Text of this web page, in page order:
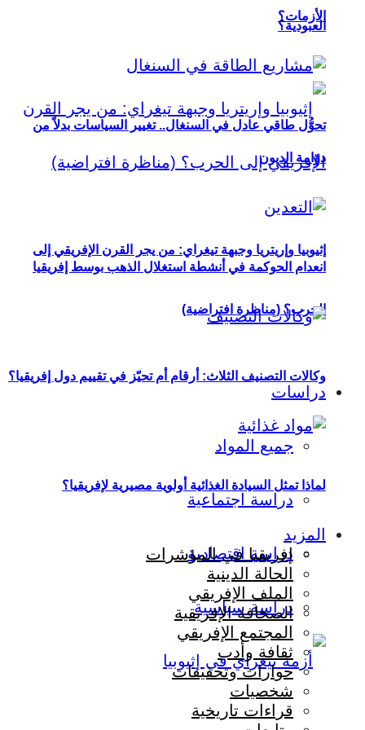
العبودية؟
إثيوبيا وإريتريا وجبهة تيغراي: من يجر القرن الإفريقي إلى
الحرب؟ (مناظرة افتراضية)
دراسات
جميع المواد
دراسة اجتماعية
دراسة اقتصادية
دراسة سياسية
الأزمات؟
تحوُّل طاقي عادل في السنغال.. تغيير السياسات بدلاً من
دوّامة الديون
انعدام الحوكمة في أنشطة استغلال الذهب بوسط إفريقيا
وكالات التصنيف الثلاث: أرقام أم تحيّز في تقييم دول إفريقيا؟
لماذا تمثل السيادة الغذائية أولوية مصيرية لإفريقيا؟
المزيد
إفريقيا في المؤشرات
الحالة الدينية
الملف الإفريقي
الصحافة الإفريقية
المجتمع الإفريقي
ثقافة وأدب
حوارات وتحقيقات
شخصيات
قراءات تاريخية